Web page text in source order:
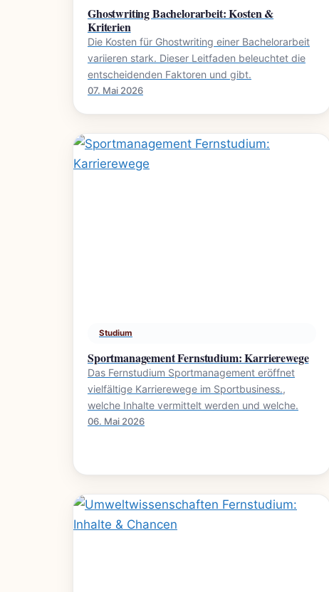
Ghostwriting Bachelorarbeit: Kosten &
Kriterien
Die Kosten für Ghostwriting einer Bachelorarbeit
variieren stark. Dieser Leitfaden beleuchtet die
entscheidenden Faktoren und gibt.
07. Mai 2026
Studium
Sportmanagement Fernstudium: Karrierewege
Das Fernstudium Sportmanagement eröffnet
vielfältige Karrierewege im Sportbusiness.,
welche Inhalte vermittelt werden und welche.
06. Mai 2026